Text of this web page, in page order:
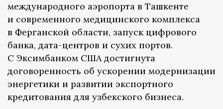
международного аэропорта в Ташкенте
и современного медицинского комплекса
в Ферганской области, запуск цифрового
банка, дата-центров и сухих портов.
С Эксимбанком США достигнута
договоренность об ускорении модернизации
энергетики и развитии экспортного
кредитования для узбекского бизнеса.